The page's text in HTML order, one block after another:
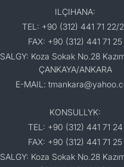
ILÇIHANA:
TEL: +90 (312) 441 71 22/
FAX: +90 (312) 441 71 25
SALGY: Koza Sokak No.28
ÇANKAYA/ANKARA
E-MAIL:
KONSULLYK:
TEL: +90 (312) 441 71 24
FAX: +90 (312) 441 71 25
SALGY: Koza Sokak No.28